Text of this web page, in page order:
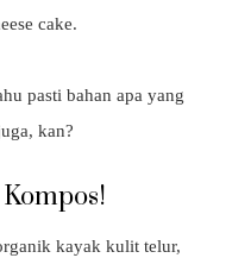
cake.
pasti bahan apa yang
kan?
kayak kulit telur,